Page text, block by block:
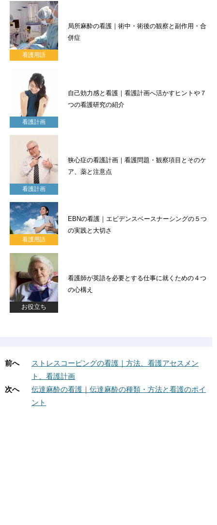
看護用語
局所麻酔の看護｜術中・術後の観察と副作用・合
併症
看護計画
自己効力感と看護｜看護計画へ活かすヒントや７
つの看護研究の紹介
看護計画
狭心症の看護計画｜看護問題・観察項目とそのケ
ア、薬と注意点
看護用語
EBNの看護｜エビデンスベースナーシングの５つ
の実践と大切さ
お役立ち
看護師が英語を必要とする仕事に就くための４つ
の心構え
前へ
ストレスコーピングの看護｜方法、看護アセスメン
ト、看護計画
次へ
伝達麻酔の看護｜伝達麻酔の種類・方法と看護のポイ
ント